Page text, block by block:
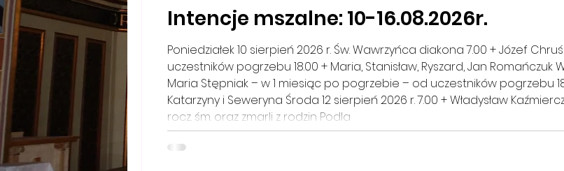
Intencje mszalne: 10-16.08.2026r.
Poniedziałek 10 sierpień 2026 r. Św. Wawrzyńca diakona 7.00 + Józef Chruściel – w 1 miesiąc po pogrzebie – od
uczestników pogrzebu 18.00 + Maria, Stanisław, Ryszard, Jan Romańczuk
Maria Stępniak – w 1 miesiąc po pogrzebie – od uczestników pogrzebu
Katarzyny i Seweryna Środa 12 sierpień 2026 r. 7.00 + Władysław
rocz. śm. oraz zmarli z rodzin Podla